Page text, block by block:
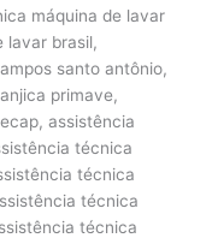
máquina de lavar
lavar brasil,
santo antônio,
primave,
assistência
técnica
técnica
técnica
técnica